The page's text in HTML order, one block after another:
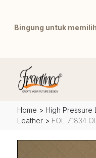
Bingung untuk
Home > High Pressure
Leather > FOL 71834